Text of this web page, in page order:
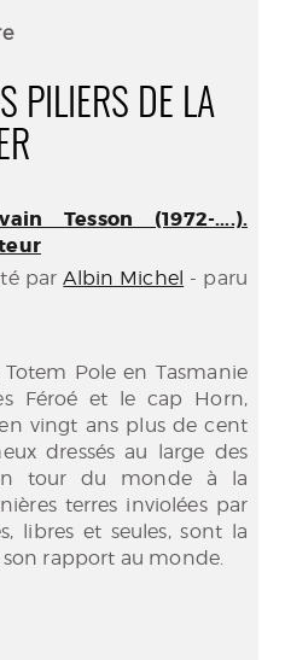
PILIERS DE LA
Tesson (1972-....).
parAlbin Michel - paru
Pole en Tasmanie
Féroé et le cap Horn,
vingt ans plus de cent
dressés au large des
tour du monde à la
terres inviolées par
libres et seules, sont la
rapport au monde.